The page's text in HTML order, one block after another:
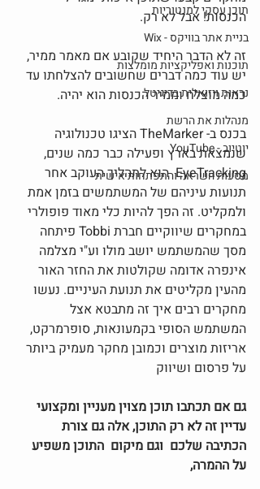
תוכן עסקי למנטוריות
בניית אתר בוויקס - Wix
תוכנות ואפליקציות מומלצות
נראות ויזואלית בדיגיטל
מנהלות את הרשת
יוטיוב - YouTube
מסעות השראה והתפתחות אישית
הכנסות! אבל לא רק.
זה לא הדבר היחיד שקובע אם מאמר ממיר,
יש עוד כמה דברים שחשובים להצלחתו עד
כמה מוצלח וממיר הכנסות הוא יהיה.
בכנס ב- TheMarker הציגו טכנולוגיה
שנמצאת בארץ ופעילה כבר כמה שנים,
EyeTracking  הוא לתהליך העוקב אחר
תנועות עיניהם של המשתמשים בזמן אמת
ולמקליט. זה הפך להיות כלי מאוד פופולרי
במחקרים שיווקיים חברת Tobbi פיתחה
מסך שהמשתמש יושב מולו וע"י מצלמה
אינפרה אדומה שקולטות את החזר האור
מהעין מקליטים את תנועת העיניים. נעשו
מחקרים רבים איך זה מתבטא אצל
המשתמש הסופי בקמעונאות, סופרמרקט,
אריזות מוצרים וכמובן מחקר מעמיק ביותר
על פרסום ושיווק
גם אם תכתבו תוכן מצוין מעניין ומקצועי
עדיין זה לא רק התוכן, אלה גם צורת
הכתיבה שלכם  וגם מיקום  התוכן משפיע
על ההמרה,